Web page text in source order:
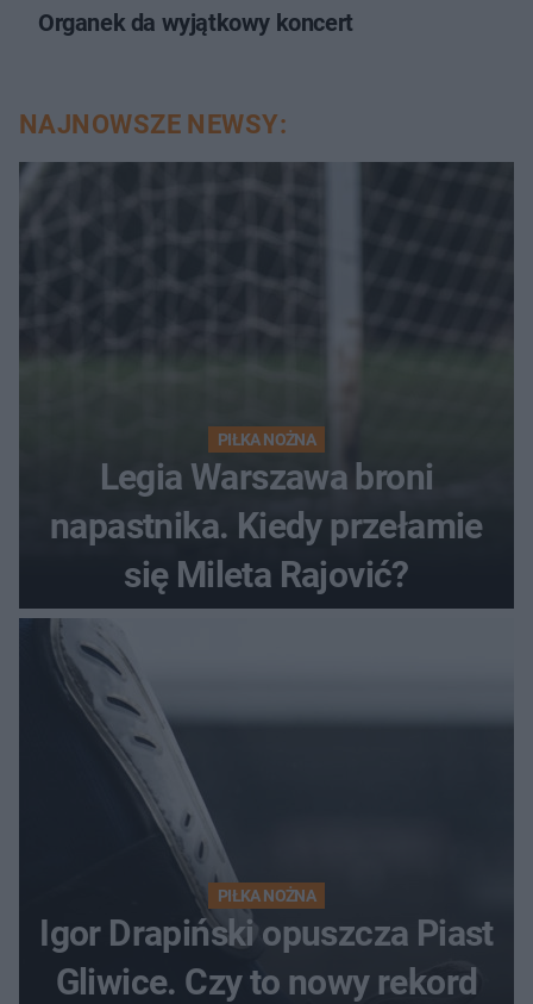
Organek da wyjątkowy koncert
NAJNOWSZE NEWSY:
PIŁKA NOŻNA
Legia Warszawa broni
napastnika. Kiedy przełamie
się Mileta Rajović?
PIŁKA NOŻNA
Igor Drapiński opuszcza Piast
Gliwice. Czy to nowy rekord